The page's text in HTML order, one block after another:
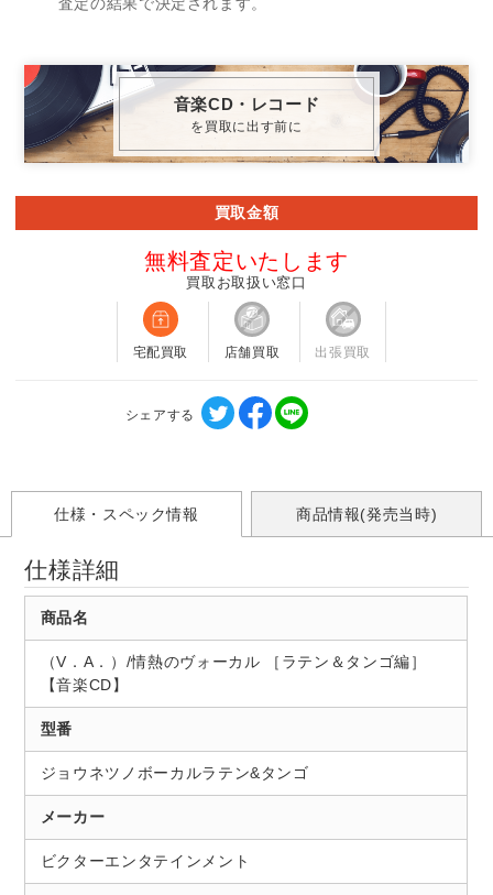
音楽CD・レコード
を買取に出す前に
買取金額
無料査定いたします
買取お取扱い窓口
宅配買取 店舗買取 出張買取
シェアする
仕様・スペック情報 商品情報(発売当時)
仕様詳細
商品名
（V．A．）/情熱のヴォーカル ［ラテン＆タンゴ編］
【音楽CD】
型番
ジョウネツノボーカルラテン&タンゴ
メーカー
ビクターエンタテインメント